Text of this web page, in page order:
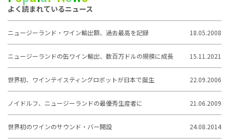
よく読まれているニュース
ニュージーランド・ワイン輸出額、過去最高を記録 18.05.2008
ニュージーランドの缶ワイン輸出、数百万ドルの規模に成長 15.11.2021
世界初、ワインテイスティングロボットが日本で誕生 22.09.2006
ノイドルフ、ニュージーランドの最優秀生産者に 21.06.2009
世界初のワインのサウンド・バー開設 24.08.2014